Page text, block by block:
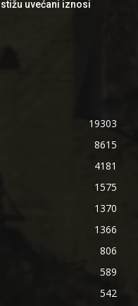
uvećani iznosi
19303
8615
4181
1575
1370
1366
806
589
542